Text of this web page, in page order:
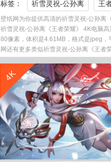
标签： 祈雪灵祝-公孙离 王
壁纸网为你提供高清的祈雪灵祝-公孙离
祈雪灵祝-公孙离《王者荣耀》 4K电脑
80像素，体积是4.61MB，格式是jpeg
网还有更多类似祈雪灵祝-公孙离《王者
4K
收